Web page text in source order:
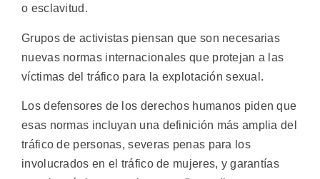
o esclavitud.
Grupos de activistas piensan que son necesarias
nuevas normas internacionales que protejan a las
víctimas del tráfico para la explotación sexual.
Los defensores de los derechos humanos piden que
esas normas incluyan una definición más amplia del
tráfico de personas, severas penas para los
involucrados en el tráfico de mujeres, y garantías